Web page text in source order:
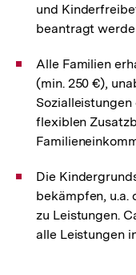
und
beantragt
Alle Familien
(min. 250 €),
flexiblen
Die
bekämpfen, u.a.
zu Leistungen.
alle Leistungen